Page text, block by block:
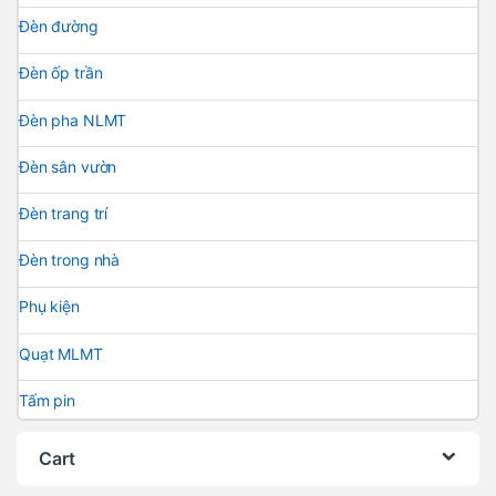
Đèn đường
Đèn ốp trần
Đèn pha NLMT
Đèn sân vườn
Đèn trang trí
Đèn trong nhà
Phụ kiện
Quạt MLMT
Tấm pin
Cart